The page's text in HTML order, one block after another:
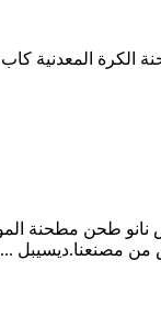
مصنعنا.ديسيبل ...